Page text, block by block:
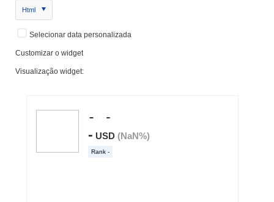
Html
Selecionar data personalizada
Customizar o widget
Visualização widget: